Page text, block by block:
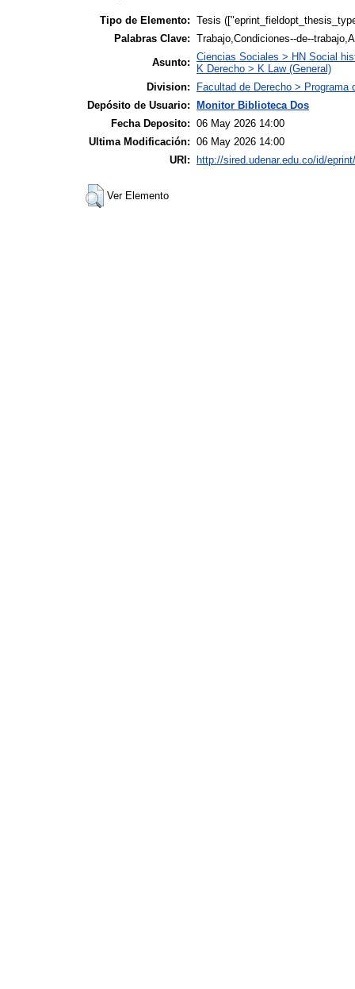
Tipo de Elemento: Tesis
Palabras Clave: Trabajo,Condiciones--de--
Asunto: Ciencias Sociales > HN Social
K Derecho > K Law (General)
Division:
Facultad de Derecho > Programa
Depósito de Usuario: Monitor Biblioteca Dos
Fecha Deposito: 06 May 2026 14:00
Ultima Modificación: 06 May 2026 14:00
URI: http://sired.udenar.edu.co/id/
Ver Elemento